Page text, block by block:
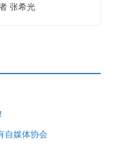
张希光
自媒体协会